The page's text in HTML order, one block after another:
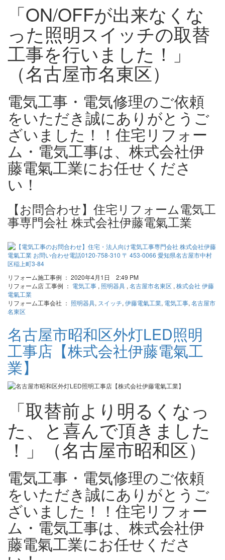
「ON/OFFが出来なくな
った照明スイッチの取替
工事を行いました！」
（名古屋市名東区）
電気工事・電気修理のご依頼
をいただき誠にありがとうご
ざいました！！住宅リフォー
ム・電気工事は、株式会社伊
藤電氣工業にお任せくださ
い！
【お問合わせ】住宅リフォーム電気工
事専門会社 株式会社伊藤電氣工業
リフォーム施工事例 ： 2020年4月1日 2:49 PM
リフォーム店 工事例 ： 電気工事 , 照明器具 , 名古屋市名東区 , 株式会社 伊藤
電氣工業
リフォーム工事会社 ： 照明器具, スイッチ, 伊藤電氣工業, 電気工事, 名古屋市
名東区
名古屋市昭和区外灯LED照明
工事店【株式会社伊藤電氣工
業】
「取替前より明るくなっ
た、と喜んで頂きました
！」（名古屋市昭和区）
電気工事・電気修理のご依頼
をいただき誠にありがとうご
ざいました！！住宅リフォー
ム・電気工事は、株式会社伊
藤電氣工業にお任せくださ